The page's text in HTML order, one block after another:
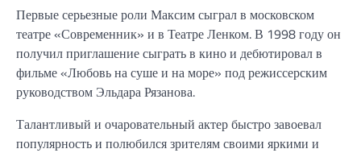
Первые серьезные роли Максим сыграл в московском
театре «Современник» и в Театре Ленком. В 1998 году он
получил приглашение сыграть в кино и дебютировал в
фильме «Любовь на суше и на море» под режиссерским
руководством Эльдара Рязанова.
Талантливый и очаровательный актер быстро завоевал
популярность и полюбился зрителям своими яркими и